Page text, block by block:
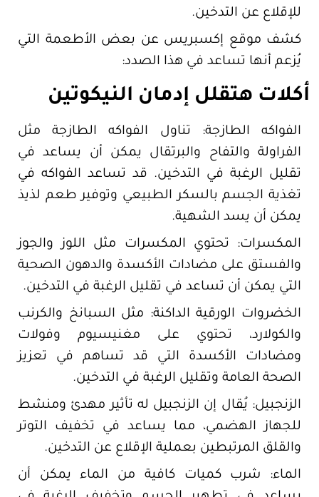
للإقلاع عن التدخين.
كشف موقع إكسبريس عن بعض الأطعمة التي
يُزعم أنها تساعد في هذا الصدد:
أكلات هتقلل إدمان النيكوتين
الفواكه الطازجة: تناول الفواكه الطازجة مثل
الفراولة والتفاح والبرتقال يمكن أن يساعد في
تقليل الرغبة في التدخين. قد تساعد الفواكه في
تغذية الجسم بالسكر الطبيعي وتوفير طعم لذيذ
يمكن أن يسد الشهية.
المكسرات: تحتوي المكسرات مثل اللوز والجوز
والفستق على مضادات الأكسدة والدهون الصحية
التي يمكن أن تساعد في تقليل الرغبة في التدخين.
الخضروات الورقية الداكنة: مثل السبانخ والكرنب
والكولارد، تحتوي على مغنيسيوم وفولات
ومضادات الأكسدة التي قد تساهم في تعزيز
الصحة العامة وتقليل الرغبة في التدخين.
الزنجبيل: يُقال إن الزنجبيل له تأثير مهدئ ومنشط
للجهاز الهضمي، مما يساعد في تخفيف التوتر
والقلق المرتبطين بعملية الإقلاع عن التدخين.
الماء: شرب كميات كافية من الماء يمكن أن